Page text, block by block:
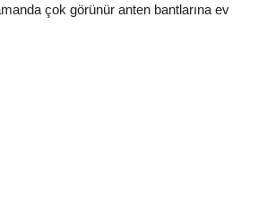
çok görünür anten bantlarına ev